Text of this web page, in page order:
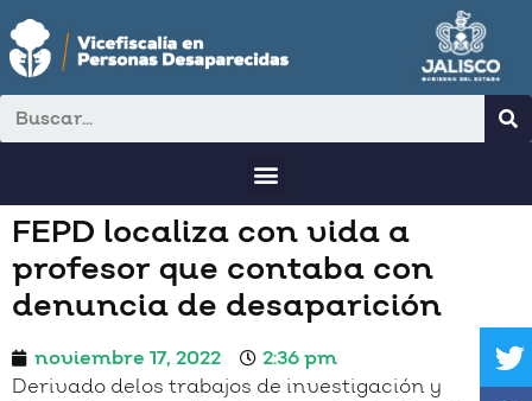
FEPD localiza con vida a
profesor que contaba con
denuncia de desaparición
noviembre 17, 2022
2:36 pm
Derivado delos trabajos de investigación y